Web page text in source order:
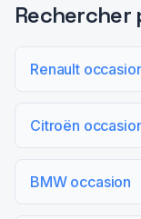
Rechercher
Renault
Citroën
BMW occasion